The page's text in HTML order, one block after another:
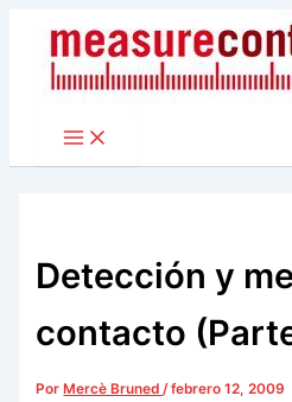
contenido
Detección y
contacto
Por Mercè Bruned/febrero 12, 2009